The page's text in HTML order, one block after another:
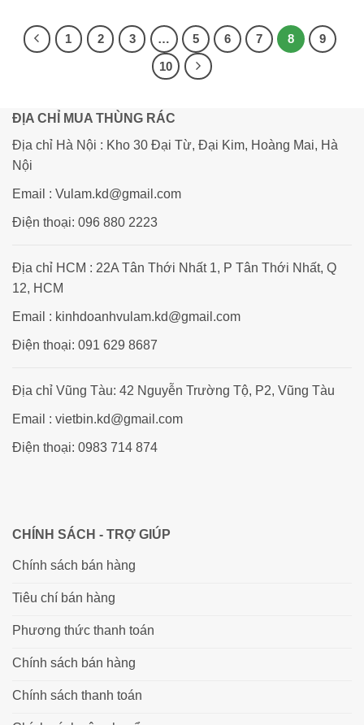
1,600,000₫.
1 2 3 … 5 6 7 8
9
10
ĐỊA CHỈ MUA THÙNG RÁC
Địa chỉ Hà Nội : Kho 30 Đại Từ, Đại Kim, Hoàng Mai, Hà
Nội
Email : Vulam.kd@gmail.com
Điện thoại: 096 880 2223
Địa chỉ HCM : 22A Tân Thới Nhất 1, P Tân Thới Nhất, Q
12, HCM
Email : kinhdoanhvulam.kd@gmail.com
Điện thoại: 091 629 8687
Địa chỉ Vũng Tàu: 42 Nguyễn Trường Tộ, P2, Vũng Tàu
Email : vietbin.kd@gmail.com
Điện thoại: 0983 714 874
CHÍNH SÁCH - TRỢ GIÚP
Chính sách bán hàng
Tiêu chí bán hàng
Phương thức thanh toán
Chính sách bán hàng
Chính sách thanh toán